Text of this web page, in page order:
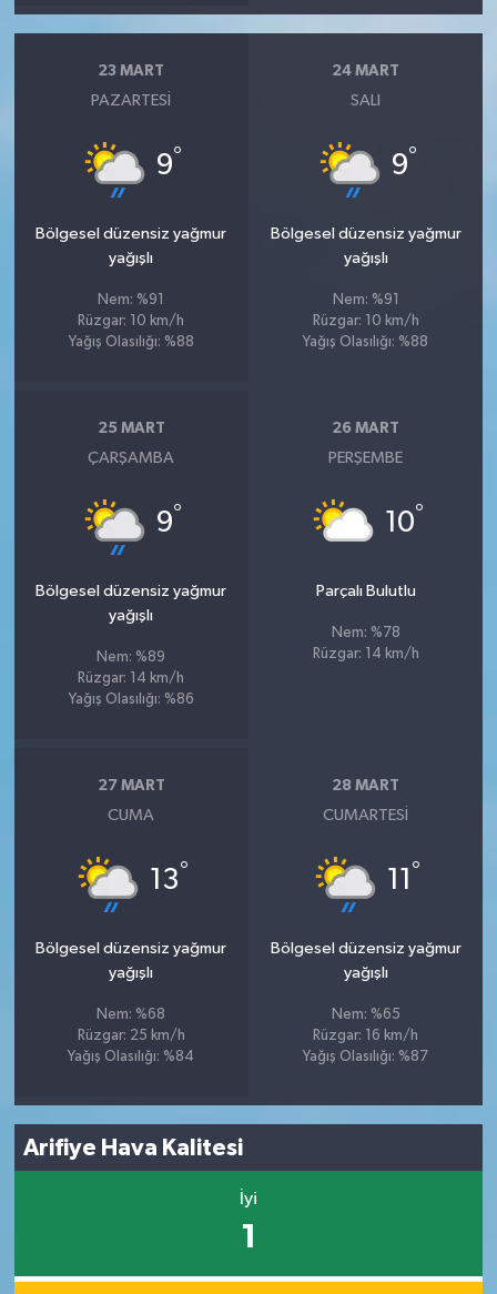
23 MART
PAZARTESI
9°
Bölgesel düzensiz yağmur
yağışlı
Nem: %91
Rüzgar: 10 km/h
Yağış Olasılığı: %88
24 MART
SALI
9°
Bölgesel düzensiz yağmur
yağışlı
Nem: %91
Rüzgar: 10 km/h
Yağış Olasılığı: %88
25 MART
ÇARŞAMBA
9°
Bölgesel düzensiz yağmur
yağışlı
Nem: %89
Rüzgar: 14 km/h
Yağış Olasılığı: %86
26 MART
PERŞEMBE
10°
Parçalı Bulutlu
Nem: %78
Rüzgar: 14 km/h
27 MART
CUMA
13°
Bölgesel düzensiz yağmur
yağışlı
Nem: %68
Rüzgar: 25 km/h
Yağış Olasılığı: %84
28 MART
CUMARTESI
11 °
Bölgesel düzensiz yağmur
yağışlı
Nem: %65
Rüzgar: 16 km/h
Yağış Olasılığı: %87
Arifiye Hava Kalitesi
İyi
1